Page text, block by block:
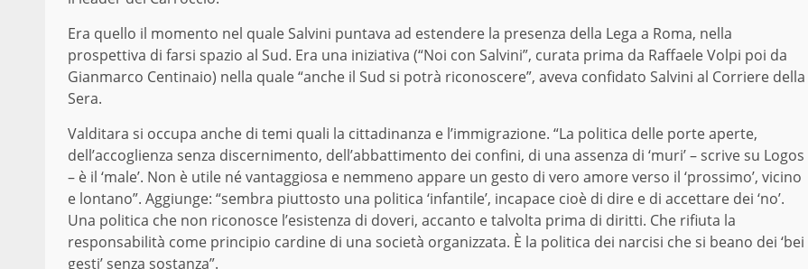
Era quello il momento nel quale Salvini puntava ad estendere la presenza della Lega a Roma, nella
prospettiva di farsi spazio al Sud. Era una iniziativa (“Noi con Salvini”, curata prima da Raffaele Volpi poi da
Gianmarco Centinaio) nella quale “anche il Sud si potrà riconoscere”, aveva confidato Salvini al Corriere della
Sera.
Valditara si occupa anche di temi quali la cittadinanza e l’immigrazione. “La politica delle porte aperte,
dell’accoglienza senza discernimento, dell’abbattimento dei confini, di una assenza di ‘muri’ – scrive su Logos
– è il ‘male’. Non è utile né vantaggiosa e nemmeno appare un gesto di vero amore verso il ‘prossimo’, vicino
e lontano”. Aggiunge: “sembra piuttosto una politica ‘infantile’, incapace cioè di dire e di accettare dei ‘no’.
Una politica che non riconosce l’esistenza di doveri, accanto e talvolta prima di diritti. Che rifiuta la
responsabilità come principio cardine di una società organizzata. È la politica dei narcisi che si beano dei ‘bei
gesti’ senza sostanza”.